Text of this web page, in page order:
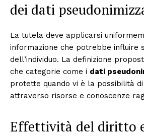
dei dati
La tutela deve applicarsi
informazione che potrebbe influire
dell’individuo. La definizione
che categorie come i dati
protette quando vi è la possibilità
attraverso risorse e conoscenze
Effettività del diritto